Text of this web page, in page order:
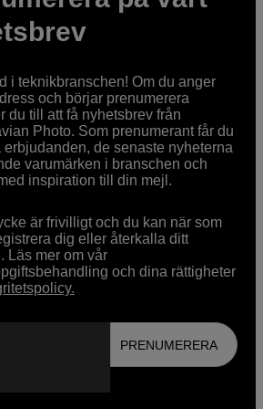
i teknikbranschen! Om du anger
och börjar prenumerera
du till att få nyhetsbrev från
Photo. Som prenumerant får du
de senaste nyheterna
varumärken i branschen och
inspiration till din mejl.
är frivilligt och du kan när som
dig eller återkalla ditt
Läs mer om vår
och dina rättigheter
PRENUMERERA